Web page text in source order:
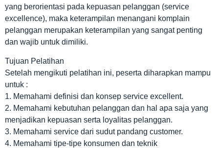
yang berorientasi pada kepuasan pelanggan (service
excellence), maka keterampilan menangani komplain
pelanggan merupakan keterampilan yang sangat penting
dan wajib untuk dimiliki.
Tujuan Pelatihan
Setelah mengikuti pelatihan ini, peserta diharapkan mampu
untuk :
1. Memahami definisi dan konsep service excellent.
2. Memahami kebutuhan pelanggan dan hal apa saja yang
menjadikan kepuasan serta loyalitas pelanggan.
3. Memahami service dari sudut pandang customer.
4. Memahami tipe-tipe konsumen dan teknik